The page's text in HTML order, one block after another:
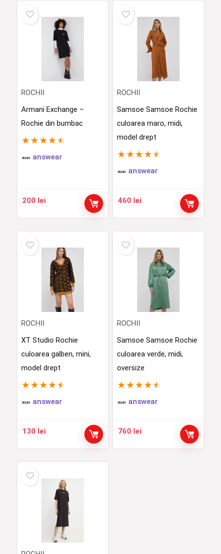
ROCHII
Armani Exchange –
Rochie din bumbac
★ ★ ★ ★ ★
answear
200 lei
ROCHII
Samsoe Samsoe Rochie
culoarea maro, midi,
model drept
★ ★ ★ ★ ★
answear
460 lei
ROCHII
XT Studio Rochie
culoarea galben, mini,
model drept
★ ★ ★ ★ ★
answear
130 lei
ROCHII
Samsoe Samsoe Rochie
culoarea verde, midi,
oversize
★ ★ ★ ★ ★
answear
760 lei